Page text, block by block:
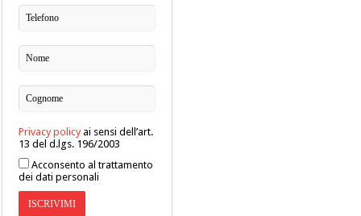
Privacy policyai sensi dell’art.
13 del d.lgs. 196/2003
Acconsento al trattamento
dei dati personali